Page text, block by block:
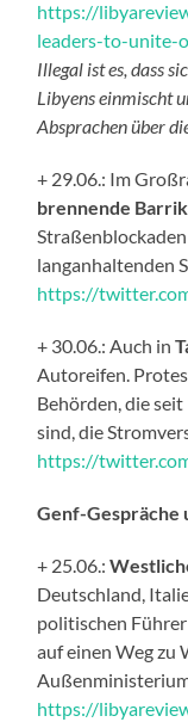
https://
leaders-to-unite-
Illegal ist es, dass
Libyens einmischt
Absprachen über
+ 29.06.: Im
brennende
langanhaltenden
https://
+ 30.06.: Auch in
Autoreifen.
Behörden, die
sind, die
https://
Genf-Gespräche
+ 25.06.:
Deutschland,
politischen
auf einen Weg zu
https://